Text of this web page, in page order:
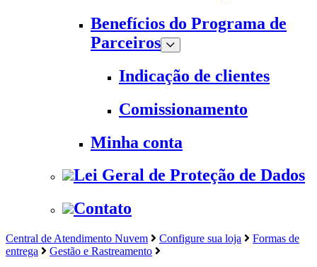
Benefícios do Programa de
Parceiros
Indicação de clientes
Comissionamento
Minha conta
Lei Geral de Proteção de Dados
Contato
Central de Atendimento Nuvem Configure sua loja
Formas de
entrega
Gestão e Rastreamento